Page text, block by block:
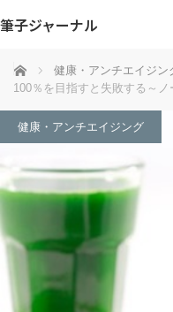
筆子ジャーナル
ホーム 健康・アンチエイジン
100％を目指すと失敗する～
健康・アンチエイジング